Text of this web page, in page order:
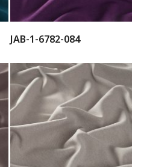
JAB-1-6782-084